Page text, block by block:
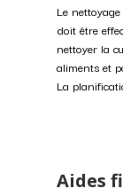
Le
doit être
nettoyer la
aliments et
La
Aides